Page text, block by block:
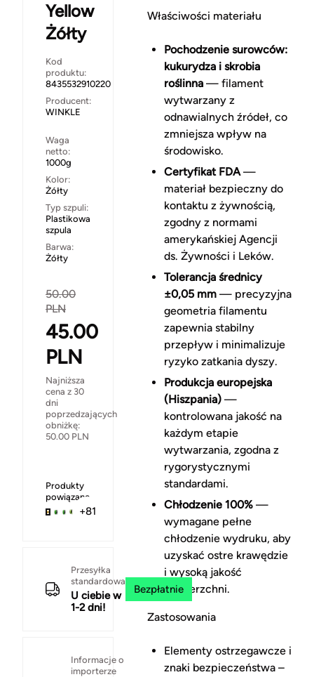
Yellow
Żółty
Kod
produktu:
8435532910220
Producent:
WINKLE
Waga
netto:
1000g
Kolor:
Żółty
Typ szpuli:
Plastikowa
szpula
Barwa:
Żółty
50.00
PLN
45.00
PLN
Najniższa
cena z 30
dni
poprzedzających
obniżkę:
50.00 PLN
Produkty
powiązane
+81
Przesyłka
standardowa
U ciebie w
1-2 dni!
Bezpłatnie
Informacje o
importerze
Właściwości materiału
Pochodzenie surowców:
kukurydza i skrobia
roślinna— filament
wytwarzany z
odnawialnych źródeł, co
zmniejsza wpływ na
środowisko.
Certyfikat FDA—
materiał bezpieczny do
kontaktu z żywnością,
zgodny z normami
amerykańskiej Agencji
ds. Żywności i Leków.
Tolerancja średnicy
±0,05 mm— precyzyjna
geometria filamentu
zapewnia stabilny
przepływ i minimalizuje
ryzyko zatkania dyszy.
Produkcja europejska
(Hiszpania)—
kontrolowana jakość na
każdym etapie
wytwarzania, zgodna z
rygorystycznymi
standardami.
Chłodzenie 100%—
wymagane pełne
chłodzenie wydruku, aby
uzyskać ostre krawędzie
i wysoką jakość
powierzchni.
Zastosowania
Elementy ostrzegawcze i
znaki bezpieczeństwa –